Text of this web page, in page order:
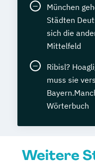
München
Städten
sich die
Mittelfeld
Ribisl?
muss sie
Wörterbuch
Weitere